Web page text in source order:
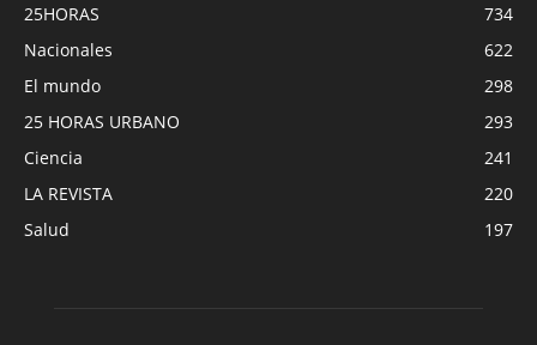
25HORAS
734
Nacionales
622
El mundo
298
25 HORAS URBANO
293
Ciencia
241
LA REVISTA
220
Salud
197